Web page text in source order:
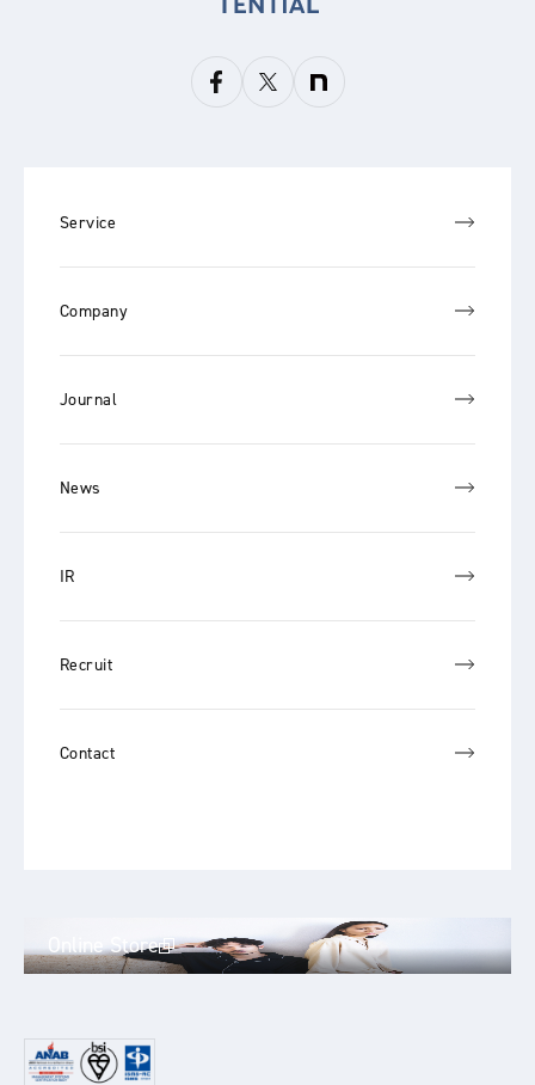
Service
Company
Journal
News
IR
Recruit
Contact
Online Store